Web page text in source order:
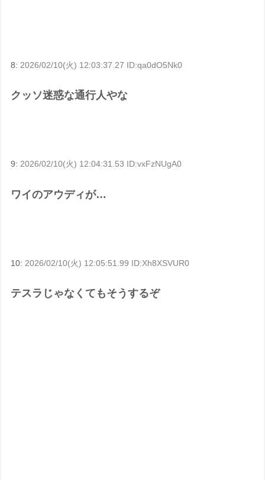
8: 2026/02/10(火) 12:03:37.27 ID:qa0dO5Nk0
クッソ迷惑な通行人やな
9:2026/02/10(火) 12:04:31.53 ID:vxFzNUgA0
ワイのアウディが…
10: 2026/02/10(火) 12:05:51.99 ID:Xh8XSVUR0
テスラじゃなくてもそうするぞ